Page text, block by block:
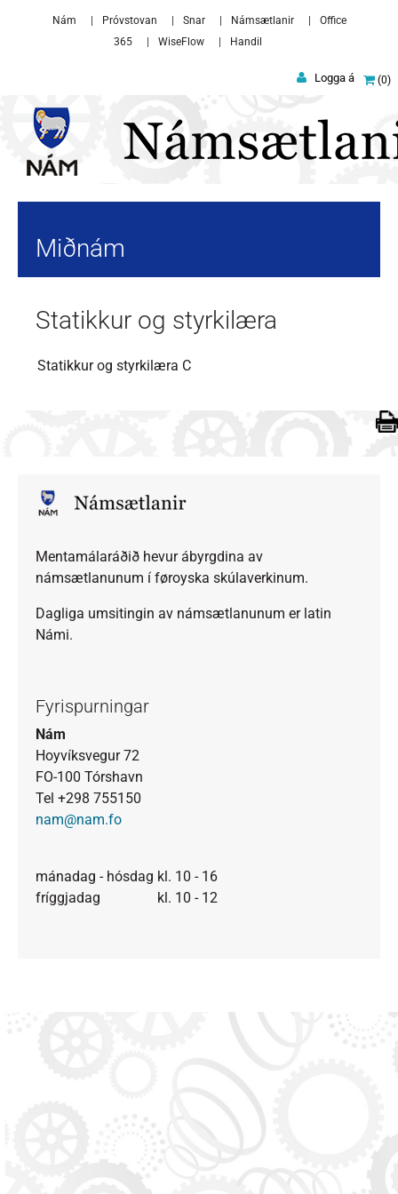
Nám Próvstovan Snar Námsætlanir
Office
365
WiseFlow Handil
0
Logga á
Miðnám
Statikkur og styrkilæra
Statikkur og styrkilæra C
Mentamálaráðið hevur ábyrgdina av
námsætlanunum í føroyska skúlaverkinum.
Dagliga umsitingin av námsætlanunum er latin
Námi.
Fyrispurningar
Nám
Hoyvíksvegur 72
FO-100 Tórshavn
Tel +298 755150
nam@nam.fo
mánadag - hósdag kl. 10 - 16
fríggjadag kl. 10 - 12